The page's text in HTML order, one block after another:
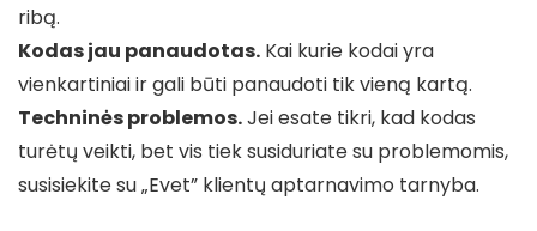
ribą.
Kodas jau panaudotas. Kai kurie kodai yra
vienkartiniai ir gali būti panaudoti tik vieną kartą.
Techninės problemos.Jei esate tikri, kad kodas
turėtų veikti, bet vis tiek susiduriate su problemomis,
susisiekite su „Evet” klientų aptarnavimo tarnyba.